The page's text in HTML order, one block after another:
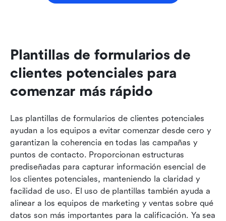
Plantillas de formularios de
clientes potenciales para
comenzar más rápido
Las plantillas de formularios de clientes potenciales
ayudan a los equipos a evitar comenzar desde cero y
garantizan la coherencia en todas las campañas y
puntos de contacto. Proporcionan estructuras
prediseñadas para capturar información esencial de
los clientes potenciales, manteniendo la claridad y
facilidad de uso. El uso de plantillas también ayuda a
alinear a los equipos de marketing y ventas sobre qué
datos son más importantes para la calificación. Ya sea